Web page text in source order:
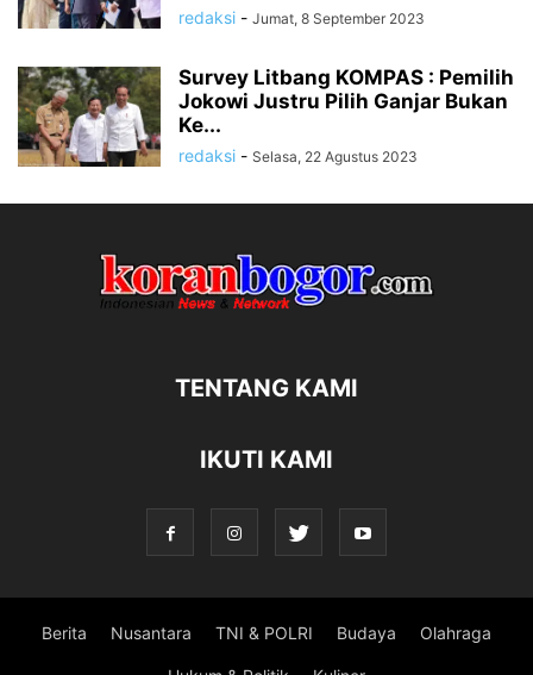
redaksi - Jumat, 8 September 2023
Survey Litbang KOMPAS : Pemilih
Jokowi Justru Pilih Ganjar Bukan
Ke...
redaksi - Selasa, 22 Agustus 2023
TENTANG KAMI
IKUTI KAMI
Berita Nusantara TNI & POLRI Budaya Olahraga